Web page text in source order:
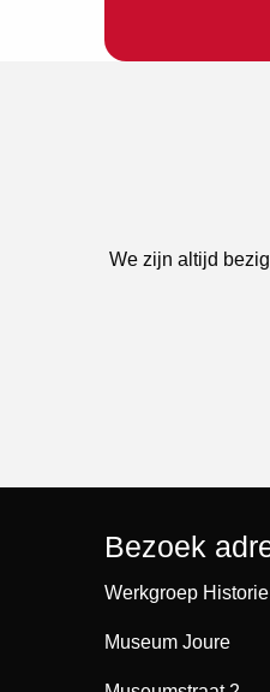
We zijn altijd
Bezoek
Werkgroep
Museum Joure